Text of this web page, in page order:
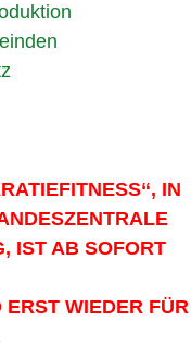
IN
IST AB SOFORT
WIEDER FÜR